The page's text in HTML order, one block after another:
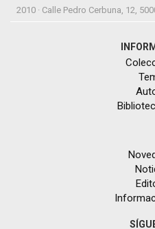
2010 · Calle Pedro Cerbuna, 12,